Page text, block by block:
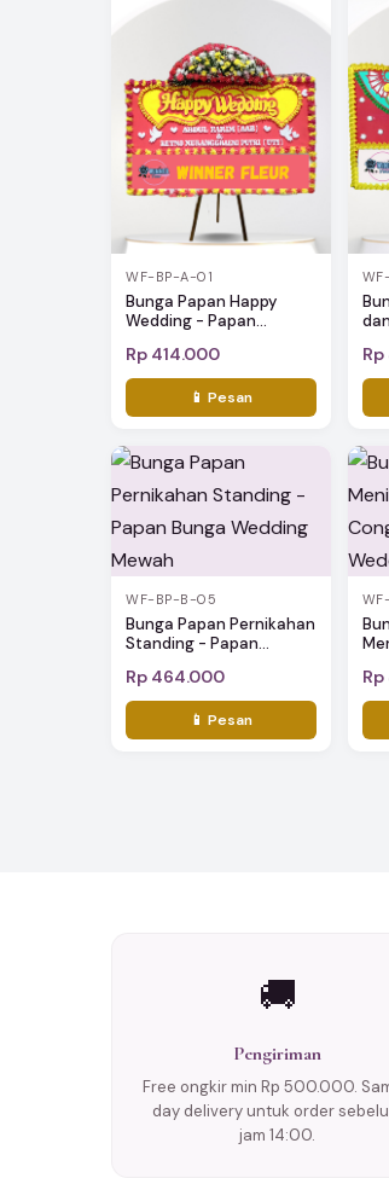
WF-BP-A-01
Bunga Papan Happy
Wedding - Papan...
Rp 414.000
📱 Pesan
WF-BP-B-05
Bunga Papan Pernikahan
Standing - Papan...
Rp 464.000
📱 Pesan
🚚
Pengiriman
Free ongkir min Rp 500.000.
day delivery untuk order
jam 14:00.